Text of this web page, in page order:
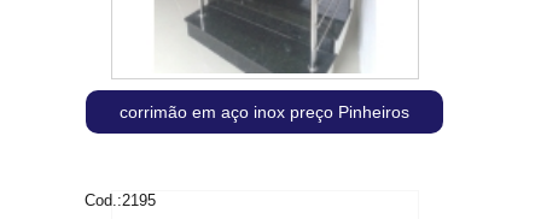
corrimão em aço inox preço Pinheiros
Cod.:2195